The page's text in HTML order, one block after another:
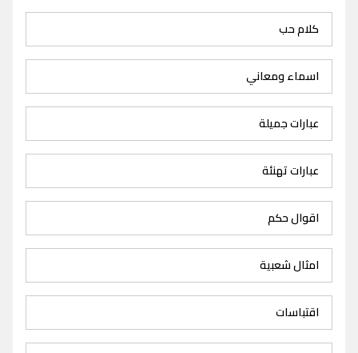
كلام حب
اسماء ومعاني
عبارات جميلة
عبارات تهنئة
اقوال حكم
امثال شعبية
اقتباسات